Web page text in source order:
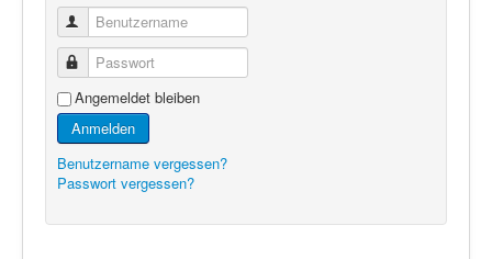
Benutzername
Passwort
Angemeldet bleiben
Anmelden
Benutzername vergessen?
Passwort vergessen?